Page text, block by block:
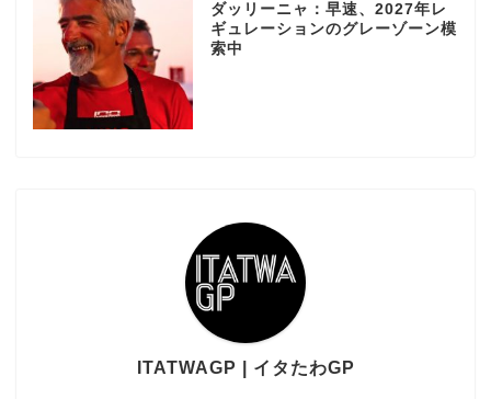
ダッリーニャ：早速、2027年レ
ギュレーションのグレーゾーン模
索中
ITATWAGP | イタたわGP